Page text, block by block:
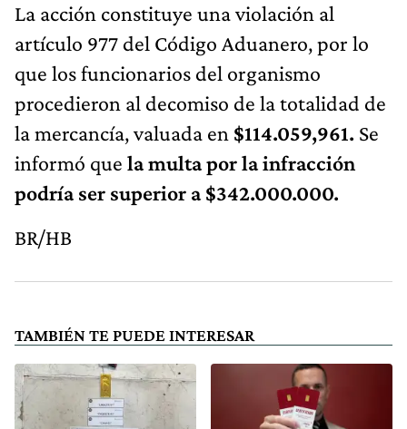
La acción constituye una violación al
artículo 977 del Código Aduanero, por lo
que los funcionarios del organismo
procedieron al decomiso de la totalidad de
la mercancía, valuada en $114.059,961. Se
informó que la multa por la infracción
podría ser superior a $342.000.000.
BR/HB
TAMBIÉN TE PUEDE INTERESAR